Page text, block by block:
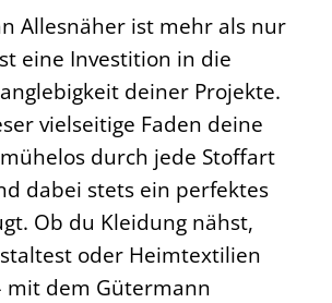
Allesnäher ist mehr als nur
eine Investition in die
deiner Projekte.
vielseitige Faden deine
durch jede Stoffart
dabei stets ein perfektes
Ob du Kleidung nähst,
oder Heimtextilien
mit dem Gütermann